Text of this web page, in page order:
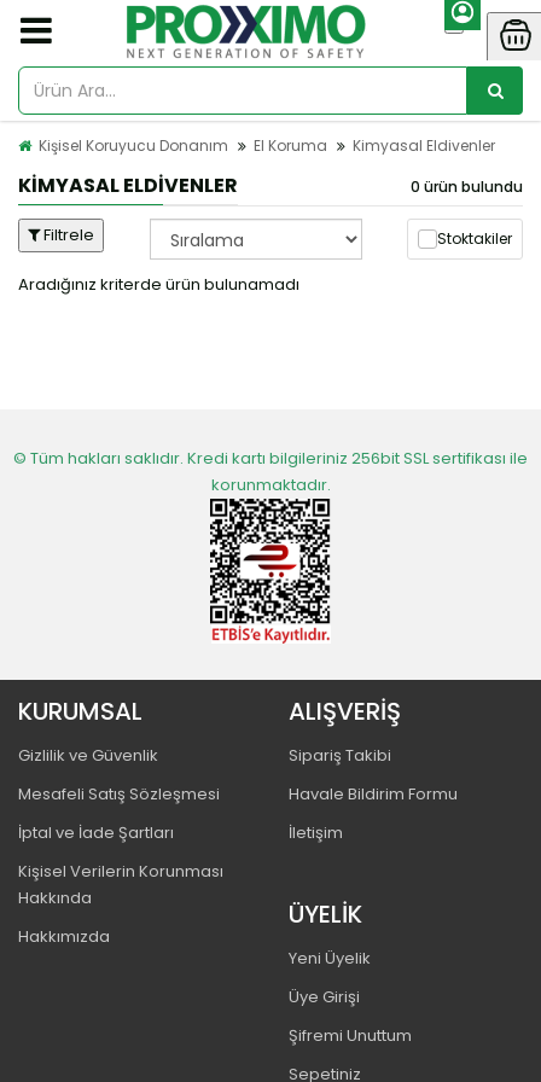
Kişisel Koruyucu Donanım El Koruma Kimyasal Eldivenler
KIMYASAL ELDIVENLER 0 ürün bulundu
Filtrele Stoktakiler
Aradığınız kriterde ürün bulunamadı
© Tüm hakları saklıdır. Kredi kartı bilgileriniz 256bit SSL sertifikası ile
korunmaktadır.
KURUMSAL
Gizlilik ve Güvenlik
Mesafeli Satış Sözleşmesi
İptal ve İade Şartları
Kişisel Verilerin Korunması
Hakkında
Hakkımızda
ALIŞVERİŞ
Sipariş Takibi
Havale Bildirim Formu
İletişim
ÜYELİK
Yeni Üyelik
Üye Girişi
Şifremi Unuttum
Sepetiniz